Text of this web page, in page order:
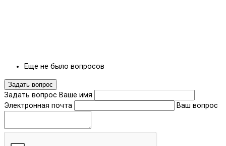
Еще не было вопросов
Задать вопрос
Задать вопрос Ваше имя
Электронная почта
Ваш вопрос